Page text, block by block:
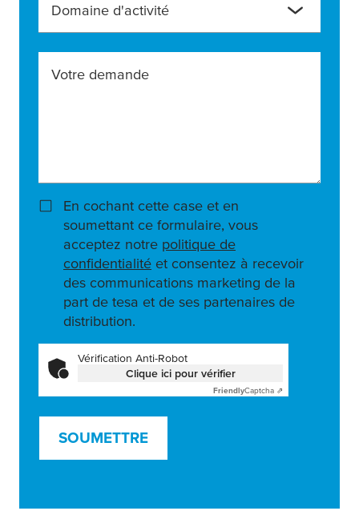
Domaine d'activité
Votre demande
En cochant cette case et en
soumettant ce formulaire, vous
acceptez notre politique de
confidentialité et consentez à recevoir
des communications marketing de la
part de tesa et de ses partenaires de
distribution.
Vérification Anti-Robot
Clique ici pour vérifier
FriendlyCaptcha ⇗
SOUMETTRE